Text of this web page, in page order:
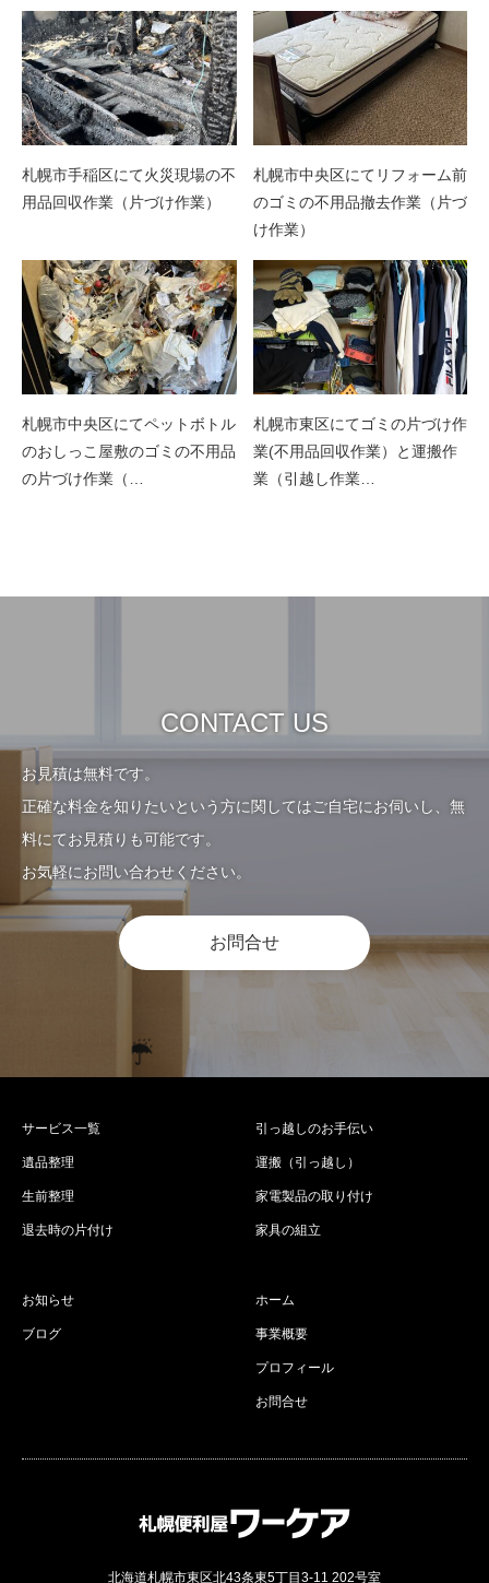
札幌市手稲区にて火災現場の不
用品回収作業（片づけ作業）
札幌市中央区にてリフォーム前
のゴミの不用品撤去作業（片づ
け作業）
札幌市中央区にてペットボトル
のおしっこ屋敷のゴミの不用品
の片づけ作業（…
札幌市東区にてゴミの片づけ作
業(不用品回収作業）と運搬作
業（引越し作業…
CONTACT US
お見積は無料です。
正確な料金を知りたいという方に関してはご自宅にお伺いし、無
料にてお見積りも可能です。
お気軽にお問い合わせください。
お問合せ
サービス一覧
遺品整理
生前整理
退去時の片付け
引っ越しのお手伝い
運搬（引っ越し）
家電製品の取り付け
家具の組立
お知らせ
ブログ
ホーム
事業概要
プロフィール
お問合せ
北海道札幌市東区北43条東5丁目3-11 202号室